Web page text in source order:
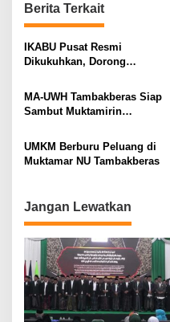
a
v
i
a
i
o
Berita Terkait
IKABU Pusat Resmi
Dikukuhkan, Dorong
Alumni
MA-UWH Tambakberas Siap
Sambut Muktamirin
UMKM Berburu Peluang di
Muktamar NU Tambakberas
Jangan Lewatkan